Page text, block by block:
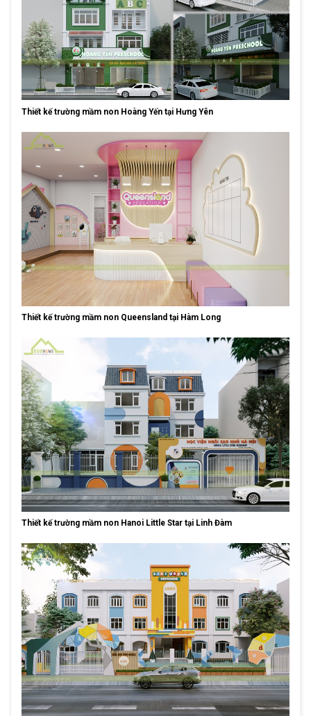
Thiết kế trường mầm non Hoàng Yến tại Hưng Yên
Thiết kế trường mầm non Queensland tại Hàm Long
Thiết kế trường mầm non Hanoi Little Star tại Linh Đàm